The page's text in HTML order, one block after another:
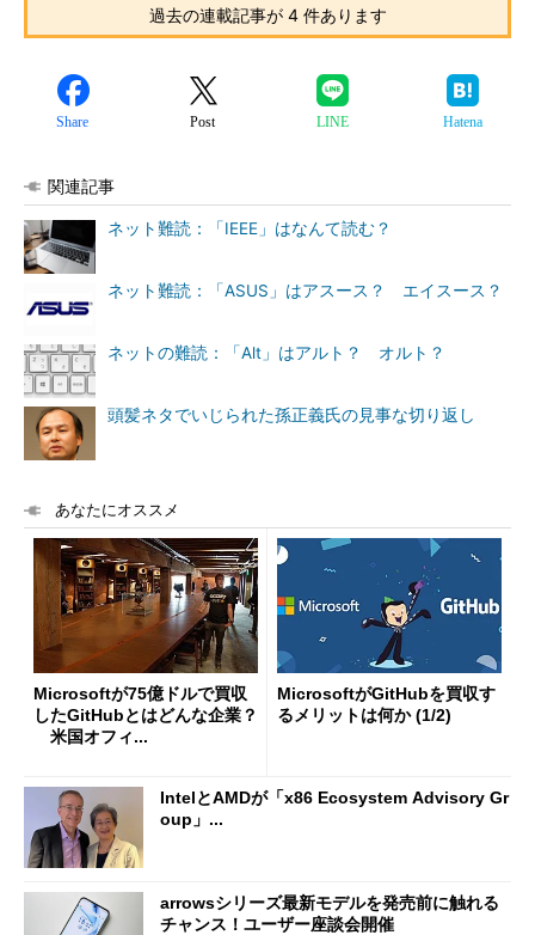
過去の連載記事が 4 件あります
Share Post LINE Hatena
関連記事
ネット難読：「IEEE」はなんて読む？
ネット難読：「ASUS」はアスース？ エイスース？
ネットの難読：「Alt」はアルト？ オルト？
頭髪ネタでいじられた孫正義氏の見事な切り返し
あなたにオススメ
Microsoftが75億ドルで買収
したGitHubとはどんな企業？
米国オフィ...
MicrosoftがGitHubを買収す
るメリットは何か (1/2)
IntelとAMDが「x86 Ecosystem Advisory Gr
oup」...
arrowsシリーズ最新モデルを発売前に触れる
チャンス！ユーザー座談会開催